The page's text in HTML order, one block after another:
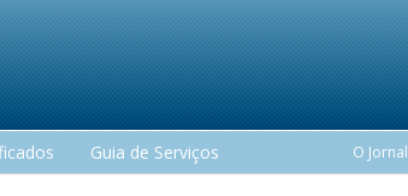
Guia de Serviços
O Jornal